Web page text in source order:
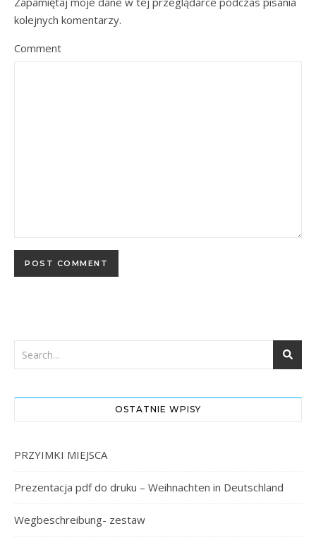
kolejnych komentarzy.
Comment
OSTATNIE WPISY
PRZYIMKI MIEJSCA
Prezentacja pdf do druku – Weihnachten in Deutschland
Wegbeschreibung- zestaw